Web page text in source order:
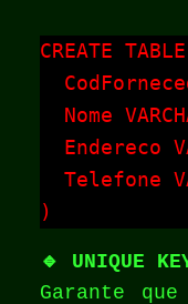
CREATE
Nome
Endereco
Telefone
)
🔹 UNIQUE
Garante